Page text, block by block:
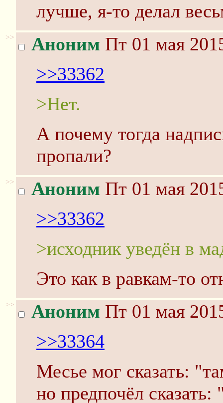
лучше, я-то делал
>> Аноним Пт 01 мая
>>33362
>Нет.
А почему тогда
пропали?
>> Аноним Пт 01 мая
>>33362
>исходник уведён в
Это как в равкам-то
>> Аноним Пт 01 мая
>>33364
Месье мог сказать:
но предпочёл сказать: